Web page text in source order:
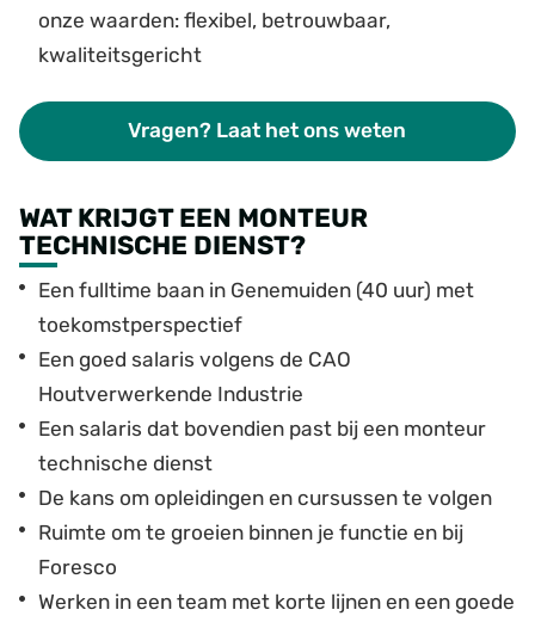
onze waarden: flexibel, betrouwbaar,
kwaliteitsgericht
Vragen? Laat het ons weten
WAT KRIJGT EEN MONTEUR
TECHNISCHE DIENST?
Een fulltime baan in Genemuiden (40 uur) met
toekomstperspectief
Een goed salaris volgens de CAO
Houtverwerkende Industrie
Een salaris dat bovendien past bij een monteur
technische dienst
De kans om opleidingen en cursussen te volgen
Ruimte om te groeien binnen je functie en bij
Foresco
Werken in een team met korte lijnen en een goede